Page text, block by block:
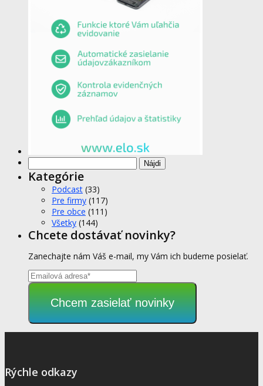
Kategórie
Podcast (33)
Pre firmy (117)
Pre obce (111)
Všetky (144)
Chcete dostávať novinky?
Zanechajte nám Váš e-mail, my Vám ich budeme posielať.
Chcem zasielať novinky
Rýchle odkazy